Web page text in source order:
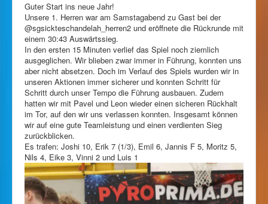
Guter Start ins neue Jahr!
Unsere 1. Herren war am Samstagabend zu Gast bei der
@sgsickteschandelah_herren2 und eröffnete die Rückrunde mit
einem 30:43 Auswärtssieg.
In den ersten 15 Minuten verlief das Spiel noch ziemlich
ausgeglichen. Wir blieben zwar immer in Führung, konnten uns
aber nicht absetzen. Doch im Verlauf des Spiels wurden wir in
unseren Aktionen immer sicherer und konnten Schritt für
Schritt durch unser Tempo die Führung ausbauen. Zudem
hatten wir mit Pavel und Leon wieder einen sicheren Rückhalt
im Tor, auf den wir uns verlassen konnten. Insgesamt können
wir auf eine gute Teamleistung und einen verdienten Sieg
zurückblicken.
Es trafen: Joshi 10, Erik 7 (1/3), Emil 6, Jannis F 5, Moritz 5,
Nils 4, Eike 3, Vinni 2 und Luis 1